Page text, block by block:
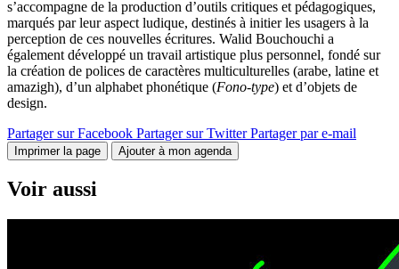
s’accompagne de la production d’outils critiques et pédagogiques,
marqués par leur aspect ludique, destinés à initier les usagers à la
perception de ces nouvelles écritures. Walid Bouchouchi a
également développé un travail artistique plus personnel, fondé sur
la création de polices de caractères multiculturelles (arabe, latine et
amazigh), d’un alphabet phonétique (Fono-type) et d’objets de
design.
Partager sur Facebook Partager sur Twitter Partager par e-mail
Imprimer la page Ajouter à mon agenda
Voir aussi